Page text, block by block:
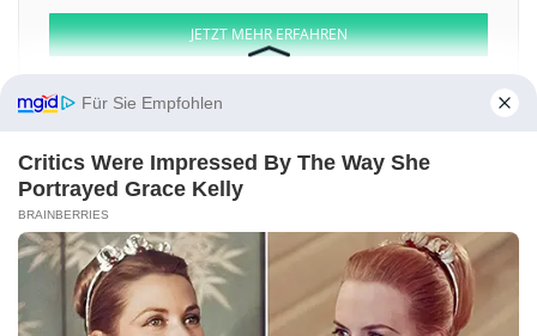
JETZT MEHR ERFAHREN
Aktien ATX DAX EuroStoxx 50 Dow Jones NASDAQ 100 Nikkei 225
S&P 500
Weitere Aktien:
Ambuja Zinc Vjil Consulting Samrat Spinners Anu's Laboratories
Kontakt-Impressum Werbung Barrierefreiheit
Für Sie Empfohlen
Critics Were Impressed By The Way She
Portrayed Grace Kelly
BRAINBERRIES